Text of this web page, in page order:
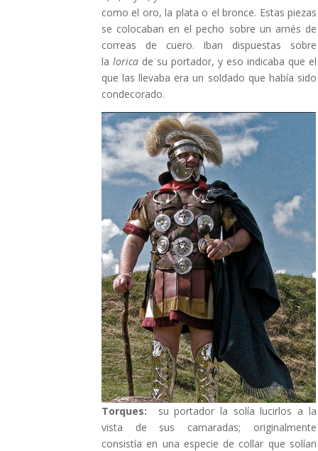
como el oro, la plata o el bronce. Estas piezas
se colocaban en el pecho sobre un arnés de
correas de cuero. Iban dispuestas sobre
lalorica de su portador, y eso indicaba que el
que las llevaba era un soldado que había sido
condecorado.
Torques: su portador la solía lucirlos a la
vista de sus camaradas; originalmente
consistía en una especie de collar que solían